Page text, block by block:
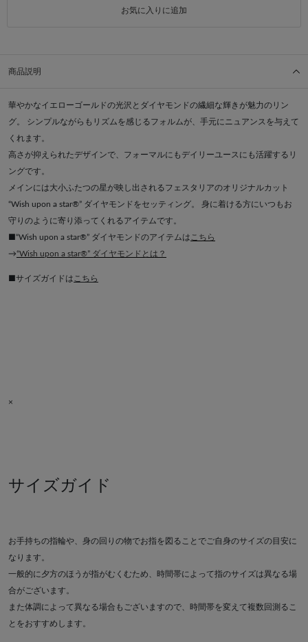
お気に入りに追加
商品説明
華やかなイエローゴールドの光沢とダイヤモンドの繊細な輝きが魅力のリン
グ。 シンプルながらもリズムを感じるフォルムが、手元にニュアンスを与えて
くれます。
高さが抑えられたデザインで、フォーマルにもデイリーユースにも活躍するリ
ングです。
メインには大小ふたつの星が映し出されるフェスタリアのオリジナルカット
“Wish upon a star®” ダイヤモンドをセッティング。 身に着ける方にいつもお
守りのように寄り添ってくれるアイテムです。
■“Wish upon a star®” ダイヤモンドのアイテムは こちら
→“Wish upon a star®” ダイヤモンドとは？
■サイズガイドは こちら
×
サイズガイド
お手持ちの指輪や、身の回りの物でお指を図ることでご自身のサイズの目安に
なります。
一般的に夕方のほうが指がむくむため、時間帯によって指のサイズは異なる場
合がございます。
また体調によって異なる場合もございますので、時間帯を変えて複数回測るこ
とをおすすめします。